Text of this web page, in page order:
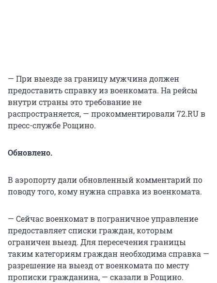
— При выезде за границу мужчина должен
предоставить справку из военкомата. На рейсы
внутри страны это требование не
распространяется, — прокомментировали 72.RU в
пресс-службе Рощино.
Обновлено.
В аэропорту дали обновленный комментарий по
поводу того, кому нужна справка из военкомата.
— Сейчас военкомат в пограничное управление
предоставляет списки граждан, которым
ограничен выезд. Для пересечения границы
таким категориям граждан необходима справка —
разрешение на выезд от военкомата по месту
прописки гражданина, — сказали в Рощино.